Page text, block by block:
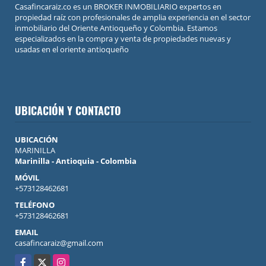
Casafincaraiz.co es un BROKER INMOBILIARIO expertos en
propiedad raíz con profesionales de amplia experiencia en el sector
inmobiliario del Oriente Antioqueño y Colombia. Estamos
especializados en la compra y venta de propiedades nuevas y
usadas en el oriente antioqueño
UBICACIÓN Y CONTACTO
UBICACIÓN
MARINILLA
Marinilla - Antioquia - Colombia
MÓVIL
+573128462681
TELÉFONO
+573128462681
EMAIL
casafincaraiz@gmail.com
Facebook
X Instagram